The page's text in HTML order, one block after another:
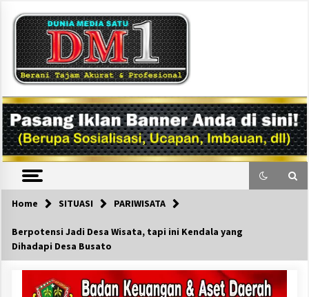
content
DM1
Home SITUASI PARIWISATA
Berpotensi Jadi Desa Wisata, tapi ini Kendala yang
Dihadapi Desa Busato